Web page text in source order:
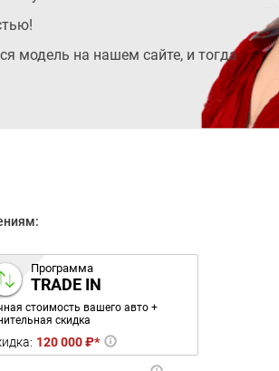
модель на нашем сайте, и тогда
Программа
TRADE IN
стоимость вашего авто +
скидка
120 000 ₽*